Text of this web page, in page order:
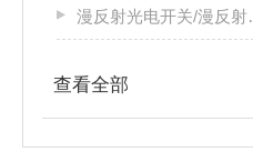
漫反射光电开关/漫反射光电传感器
查看全部